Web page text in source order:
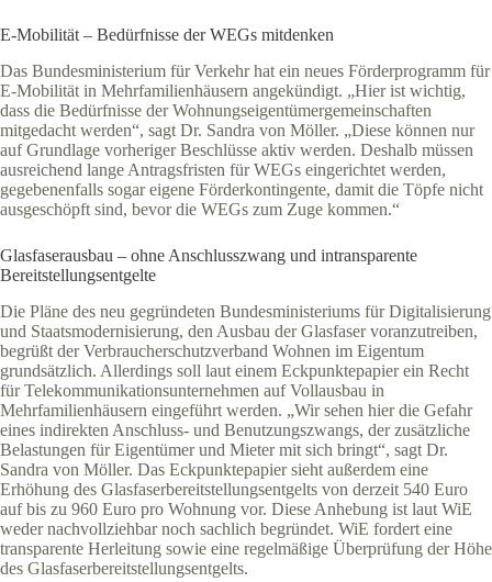
E-Mobilität – Bedürfnisse der WEGs mitdenken
Das Bundesministerium für Verkehr hat ein neues Förderprogramm für
E-Mobilität in Mehrfamilienhäusern angekündigt. „Hier ist wichtig,
dass die Bedürfnisse der Wohnungseigentümergemeinschaften
mitgedacht werden“, sagt Dr. Sandra von Möller. „Diese können nur
auf Grundlage vorheriger Beschlüsse aktiv werden. Deshalb müssen
ausreichend lange Antragsfristen für WEGs eingerichtet werden,
gegebenenfalls sogar eigene Förderkontingente, damit die Töpfe nicht
ausgeschöpft sind, bevor die WEGs zum Zuge kommen.“
Glasfaserausbau – ohne Anschlusszwang und intransparente
Bereitstellungsentgelte
Die Pläne des neu gegründeten Bundesministeriums für Digitalisierung
und Staatsmodernisierung, den Ausbau der Glasfaser voranzutreiben,
begrüßt der Verbraucherschutzverband Wohnen im Eigentum
grundsätzlich. Allerdings soll laut einem Eckpunktepapier ein Recht
für Telekommunikationsunternehmen auf Vollausbau in
Mehrfamilienhäusern eingeführt werden. „Wir sehen hier die Gefahr
eines indirekten Anschluss- und Benutzungszwangs, der zusätzliche
Belastungen für Eigentümer und Mieter mit sich bringt“, sagt Dr.
Sandra von Möller. Das Eckpunktepapier sieht außerdem eine
Erhöhung des Glasfaserbereitstellungsentgelts von derzeit 540 Euro
auf bis zu 960 Euro pro Wohnung vor. Diese Anhebung ist laut WiE
weder nachvollziehbar noch sachlich begründet. WiE fordert eine
transparente Herleitung sowie eine regelmäßige Überprüfung der Höhe
des Glasfaserbereitstellungsentgelts.